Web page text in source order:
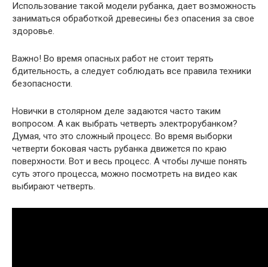
Использование такой модели рубанка, дает возможность
заниматься обработкой древесины без опасения за свое
здоровье.
Важно! Во время опасных работ не стоит терять
бдительность, а следует соблюдать все правила техники
безопасности.
Новички в столярном деле задаются часто таким
вопросом. А как выбрать четверть электрорубанком?
Думая, что это сложный процесс. Во время выборки
четверти боковая часть рубанка движется по краю
поверхности. Вот и весь процесс. А чтобы лучше понять
суть этого процесса, можно посмотреть на видео как
выбирают четверть.